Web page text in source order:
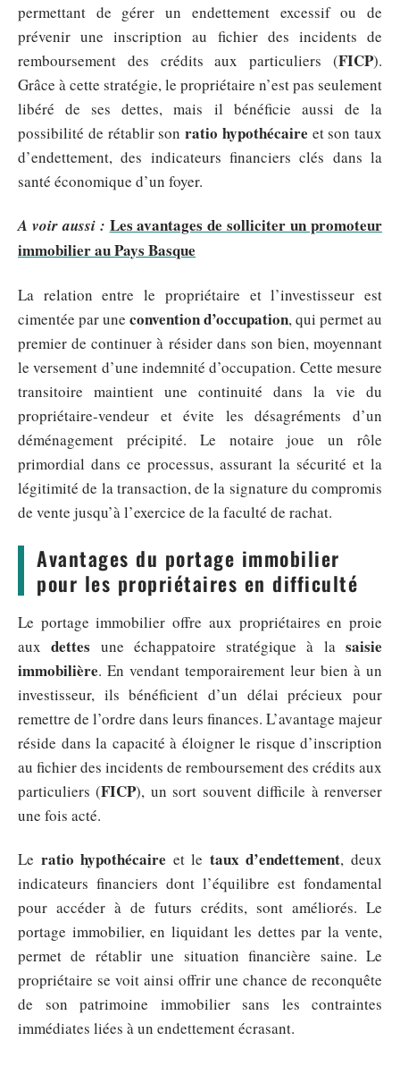
permettant de gérer un endettement excessif ou de
prévenir une inscription au fichier des incidents de
remboursement des crédits aux particuliers (FICP).
Grâce à cette stratégie, le propriétaire n’est pas seulement
libéré de ses dettes, mais il bénéficie aussi de la
possibilité de rétablir son ratio hypothécaire et son taux
d’endettement, des indicateurs financiers clés dans la
santé économique d’un foyer.
A voir aussi : Les avantages de solliciter un promoteur
immobilier au Pays Basque
La relation entre le propriétaire et l’investisseur est
cimentée par une convention d’occupation, qui permet au
premier de continuer à résider dans son bien, moyennant
le versement d’une indemnité d’occupation. Cette mesure
transitoire maintient une continuité dans la vie du
propriétaire-vendeur et évite les désagréments d’un
déménagement précipité. Le notaire joue un rôle
primordial dans ce processus, assurant la sécurité et la
légitimité de la transaction, de la signature du compromis
de vente jusqu’à l’exercice de la faculté de rachat.
Avantages du portage immobilier
pour les propriétaires en difficulté
Le portage immobilier offre aux propriétaires en proie
auxdettes une échappatoire stratégique à lasaisie
immobilière. En vendant temporairement leur bien à un
investisseur, ils bénéficient d’un délai précieux pour
remettre de l’ordre dans leurs finances. L’avantage majeur
réside dans la capacité à éloigner le risque d’inscription
au fichier des incidents de remboursement des crédits aux
particuliers (FICP), un sort souvent difficile à renverser
une fois acté.
Le ratio hypothécaire et le taux d’endettement, deux
indicateurs financiers dont l’équilibre est fondamental
pour accéder à de futurs crédits, sont améliorés. Le
portage immobilier, en liquidant les dettes par la vente,
permet de rétablir une situation financière saine. Le
propriétaire se voit ainsi offrir une chance de reconquête
de son patrimoine immobilier sans les contraintes
immédiates liées à un endettement écrasant.